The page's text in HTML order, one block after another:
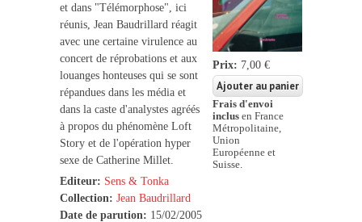
et dans "Télémorphose", ici
réunis, Jean Baudrillard réagit
avec une certaine virulence au
concert de réprobations et aux
louanges honteuses qui se sont
répandues dans les média et
dans la caste d'analystes agréés
à propos du phénomène Loft
Story et de l'opération hyper
sexe de Catherine Millet.
Editeur: Sens & Tonka
Collection: Jean Baudrillard
Date de parution: 15/02/2005
Prix: 7,00 €
Frais d'envoi
inclus en France
Métropolitaine,
Union
Européenne et
Suisse.